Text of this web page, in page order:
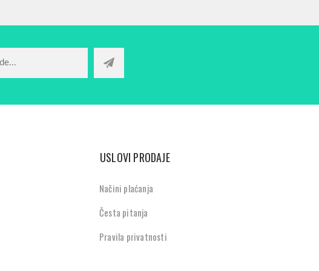
USLOVI PRODAJE
Načini plaćanja
Česta pitanja
Pravila privatnosti